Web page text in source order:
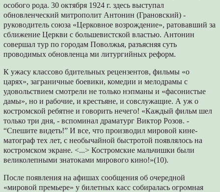
особого рода. 30 октября 1924 г. здесь выступал
обновленческий митро­полит Антонин (Грановский) -
руководитель союза «Церковное возрождение», ратовавший за
сближение Церкви с большевистской влас­тью. Антонин
совершал тур по городам Повол­жья, разъясняя суть
проводимых обновленца­ ми литургийных реформ.
К ужасу классово бдительных рецензентов, фильмы «о
царях», заграничные боевики, ко­медии и мелодрамы с
удовольствием смотре­ли не только нэпманы и «фасонистые
дамы», но и рабочие, и крестьяне, и совслужащие. А уж о
костромской ребятне и говорить нечего! «Каждый фильм шел
только три дня, - вспо­минал драматург Виктор Розов. -
“Спешите видеть!” И все, что производил мировой кине­
матограф тех лет, с необычайной быстротой появлялось на
костромском экране. <...> Ко­стромские мальчишки были
великолепными знатоками мирового кино!»(10).
После появления на афишах сообщения об очередной
«мировой премьере» у билетных касс собиралась огромная